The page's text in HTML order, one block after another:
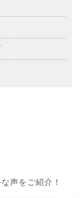
声をご紹介！